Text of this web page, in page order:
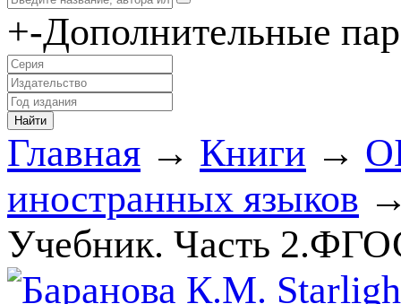
+-Дополнительные
Главная → Книги →
иностранных языков
Учебник. Часть